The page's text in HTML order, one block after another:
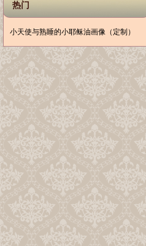
热门
小天使与熟睡的小耶稣油画像（定制）